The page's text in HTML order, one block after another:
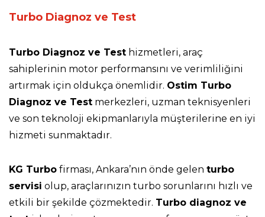
Turbo Diagnoz ve Test
Turbo Diagnoz ve Test hizmetleri, araç
sahiplerinin motor performansını ve verimliliğini
artırmak için oldukça önemlidir. Ostim Turbo
Diagnoz ve Test merkezleri, uzman teknisyenleri
ve son teknoloji ekipmanlarıyla müşterilerine en iyi
hizmeti sunmaktadır.
KG Turbo firması, Ankara’nın önde gelen turbo
servisi olup, araçlarınızın turbo sorunlarını hızlı ve
etkili bir şekilde çözmektedir. Turbo diagnoz ve